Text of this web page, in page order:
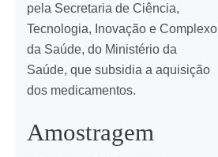
pela Secretaria de Ciência,
Tecnologia, Inovação e Complexo
da Saúde, do Ministério da
Saúde, que subsidia a aquisição
dos medicamentos.
Amostragem